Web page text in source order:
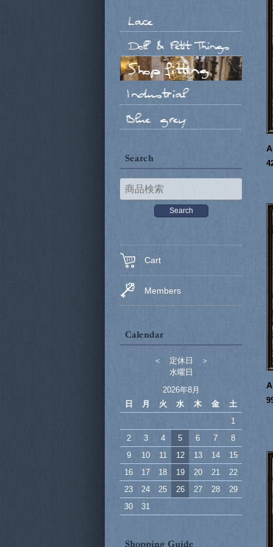
Cart
Members
＜ 定休日 ＞
水曜日
2026年8月
日
月 火 水 木 金
土
1
2
3 4 5 6 7
8
9
10 11 12 13 14
15
16
17 18 19 20 21
22
23
24 25 26 27 28
29
30
31